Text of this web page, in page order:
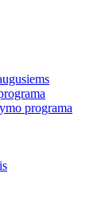
programa